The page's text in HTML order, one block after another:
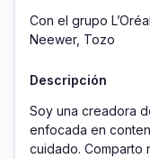
Con el grupo
Neewer, Tozo
Descripción
Soy una creadora
enfocada en
cuidado. Comparto